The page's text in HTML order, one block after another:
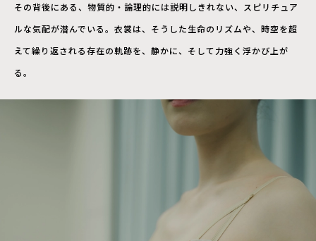
その背後にある、物質的・論理的には説明しきれない、スピリチュア
ルな気配が潜んでいる。衣裳は、そうした生命のリズムや、時空を超
えて繰り返される存在の軌跡を、静かに、そして力強く浮かび上が
る。